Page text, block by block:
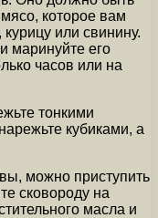
которое вам
или свинину.
маринуйте его
часов или на
тонкими
кубиками, а
можно приступить
сковороду на
масла и